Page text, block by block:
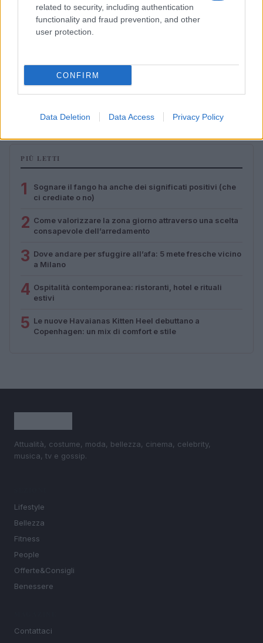
related to security, including authentication
functionality and fraud prevention, and other
user protection.
CONFIRM
Data Deletion Data Access Privacy Policy
Feng Shui: consigli per posizionare il divano in modo
armonico
Beatrice Bonaventura · 9 Ago 2026
PIÙ LETTI
1
Sognare il fango ha anche dei significati positivi (che
ci crediate o no)
2 Come valorizzare la zona giorno attraverso una scelta
consapevole dell’arredamento
3 Dove andare per sfuggire all’afa: 5 mete fresche vicino
a Milano
4 Ospitalità contemporanea: ristoranti, hotel e rituali
estivi
5 Le nuove Havaianas Kitten Heel debuttano a
Copenhagen: un mix di comfort e stile
Attualità, costume, moda, bellezza, cinema, celebrity,
musica, tv e gossip.
Lifestyle
Bellezza
Fitness
People
Offerte&Consigli
Benessere
Contattaci